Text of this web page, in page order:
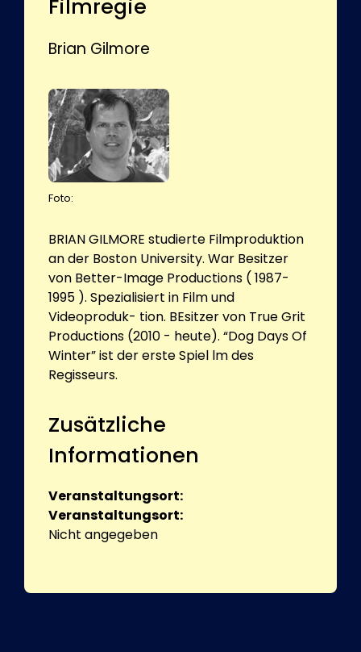
Filmregie
Brian Gilmore
Foto:
BRIAN GILMORE studierte Filmproduktion
an der Boston University. War Besitzer
von Better-Image Productions ( 1987-
1995 ). Spezialisiert in Film und
Videoproduk- tion. BEsitzer von True Grit
Productions (2010 - heute). “Dog Days Of
Winter” ist der erste Spiel lm des
Regisseurs.
Zusätzliche
Informationen
Veranstaltungsort:
Veranstaltungsort:
Nicht angegeben